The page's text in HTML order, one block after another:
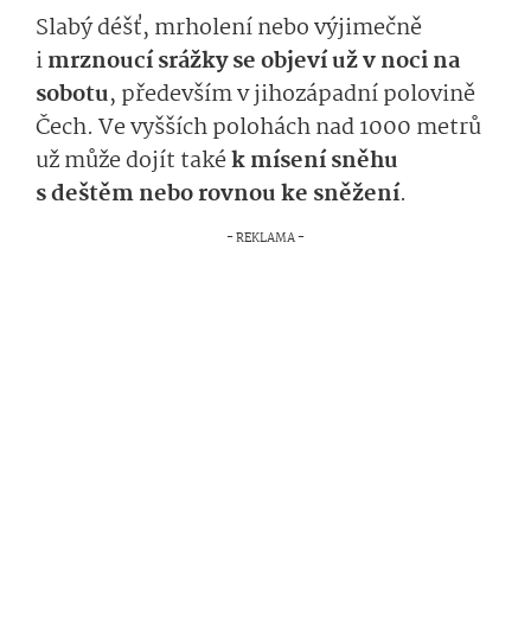
Slabý déšť, mrholení nebo výjimečně
imrznoucí srážky se objeví už v noci na
sobotu, především v jihozápadní polovině
Čech. Ve vyšších poloháchnad 1000 metrů
už může dojít takék mísení sněhu
s deštěm neborovnouke sněžení.